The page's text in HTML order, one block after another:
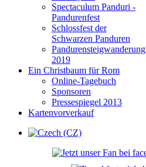
Spectaculum Panduri -
Pandurenfest
Schlossfest der
Schwarzen Panduren
Pandurensteigwanderung
2019
Ein Christbaum für Rom
Online-Tagebuch
Sponsoren
Pressespiegel 2013
Kartenvorverkauf